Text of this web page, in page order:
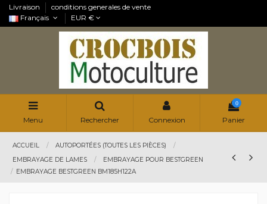
Livraison
conditions generales de vente
Français
EUR €
Menu Rechercher Connexion
0
Panier
ACCUEIL
AUTOPORTÉES (TOUTES LES PIÈCES)
EMBRAYAGE DE LAMES
EMBRAYAGE POUR BESTGREEN
EMBRAYAGE BESTGREEN BM185H122A